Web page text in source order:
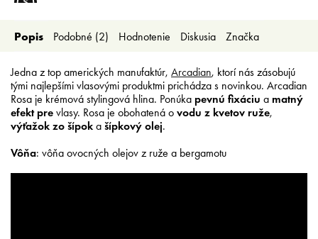
Doprava zadarmo od 80 €
Nízke ceny pre holičov a
kaderníkov
Popis Podobné (2) Hodnotenie Diskusia Značka
Jedna z top amerických manufaktúr, Arcadian, ktorí nás zásobujú
tými najlepšími vlasovými produktmi prichádza s novinkou. Arcadian
Rosa je krémová stylingová hlina. Ponúka pevnú fixáciu a matný
efekt pre vlasy. Rosa je obohatená o vodu z kvetov ruže,
výťažok zo šípok a šípkový olej.
Vôňa: vôňa ovocných olejov z ruže a bergamotu